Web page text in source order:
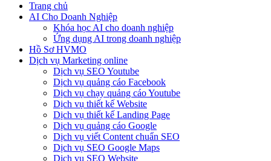
Trang chủ
AI Cho Doanh Nghiệp
Khóa học AI cho doanh nghiệp
Ứng dụng AI trong doanh nghiệp
Hồ Sơ HVMO
Dịch vụ Marketing online
Dịch vụ SEO Youtube
Dịch vụ quảng cáo Facebook
Dịch vụ chạy quảng cáo Youtube
Dịch vụ thiết kế Website
Dịch vụ thiết kế Landing Page
Dịch vụ quảng cáo Google
Dịch vụ viết Content chuẩn SEO
Dịch vụ SEO Google Maps
Dịch vụ SEO Website